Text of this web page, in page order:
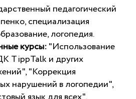
педагогический
специализация
логопедия.
курсы:"Использование
TippTalk и других
"Коррекция
нарушений в логопедии",